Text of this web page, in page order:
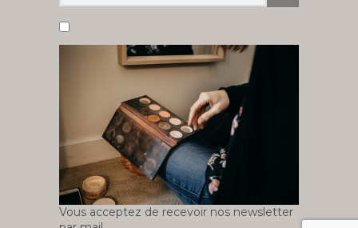
Vous acceptez de recevoir nos newsletter